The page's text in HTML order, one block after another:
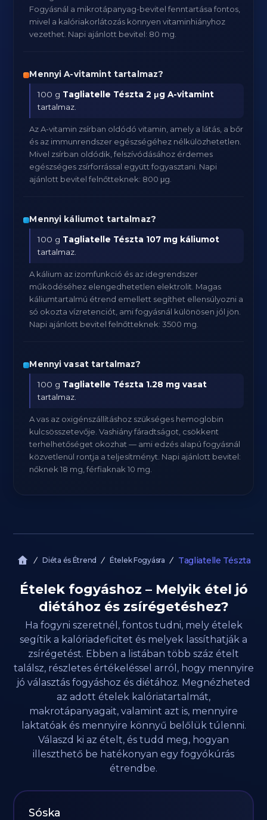
Fogyásnál a mikrotápanyag-bevitel fenntartása fontos,
mivel a kalóriakorlátozás könnyen vitaminhiányhoz
vezethet. Napi ajánlott bevitel: 80 mg.
Mennyi A-vitamint tartalmaz?
100 g Tagliatelle Tészta 2 μg A-vitamint
tartalmaz.
Az A-vitamin zsírban oldódó vitamin, amely a látás, a bőr
és az immunrendszer egészségéhez nélkülözhetetlen.
Mivel zsírban oldódik, felszívódásához érdemes
egészséges zsírforrással együtt fogyasztani. Napi
ajánlott bevitel felnőtteknek: 800 μg.
Mennyi káliumot tartalmaz?
100 g Tagliatelle Tészta 107 mg káliumot
tartalmaz.
A kálium az izomfunkció és az idegrendszer
működéséhez elengedhetetlen elektrolit. Magas
káliumtartalmú étrend emellett segíthet ellensúlyozni a
só okozta vízretenciót, ami fogyásnál különösen jól jön.
Napi ajánlott bevitel felnőtteknek: 3500 mg.
Mennyi vasat tartalmaz?
100 g Tagliatelle Tészta 1.28 mg vasat
tartalmaz.
A vas az oxigénszállításhoz szükséges hemoglobin
kulcsösszetevője. Vashiány fáradtságot, csökkent
terhelhetőséget okozhat — ami edzés alapú fogyásnál
közvetlenül rontja a teljesítményt. Napi ajánlott bevitel:
nőknek 18 mg, férfiaknak 10 mg.
Diéta és Étrend Ételek Fogyásra Tagliatelle Tészta
Ételek fogyáshoz – Melyik étel jó
diétához és zsírégetéshez?
Ha fogyni szeretnél, fontos tudni, mely ételek
segítik a kalóriadeficitet és melyek lassíthatják a
zsírégetést. Ebben a listában több száz ételt
találsz, részletes értékeléssel arról, hogy mennyire
jó választás fogyáshoz és diétához. Megnézheted
az adott ételek kalóriatartalmát,
makrotápanyagait, valamint azt is, mennyire
laktatóak és mennyire könnyű belőlük túlenni.
Válaszd ki az ételt, és tudd meg, hogyan
illeszthető be hatékonyan egy fogyókúrás
étrendbe.
Sóska